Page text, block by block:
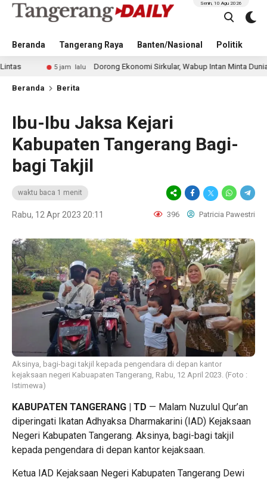
Beranda Tangerang Raya Banten/Nasional Politik
Senin, 10 Agu 2026
5 jam lalu Dorong Ekonomi Sirkular, Wabup Intan Minta Dunia Usaha
Beranda Berita
Ibu-Ibu Jaksa Kejari
Kabupaten Tangerang Bagi-
bagi Takjil
waktu baca 1 menit
Rabu, 12 Apr 2023 20:11 396 Patricia Pawestri
Aksinya, bagi-bagi takjil kepada pengendara di depan kantor
kejaksaan negeri Kabuapaten Tangerang, Rabu, 12 April 2023. (Foto :
Istimewa)
KABUPATEN TANGERANG | TD — Malam Nuzulul Qur’an
diperingati Ikatan Adhyaksa Dharmakarini (IAD) Kejaksaan
Negeri Kabupaten Tangerang. Aksinya, bagi-bagi takjil
kepada pengendara di depan kantor kejaksaan.
Ketua IAD Kejaksaan Negeri Kabupaten Tangerang Dewi